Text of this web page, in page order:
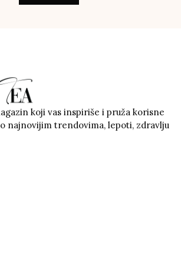
koji vas inspiriše i pruža korisne
najnovijim trendovima, lepoti, zdravlju